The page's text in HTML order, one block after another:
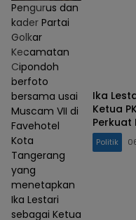
Pengurus dan
kader Partai
Golkar
Kecamatan
Cipondoh
berfoto
bersama usai
Muscam VII di
Favehotel
Kota
Tangerang
yang
menetapkan
Ika Lestari
sebagai Ketua
Ika
Ketua
Perkuat
Politik